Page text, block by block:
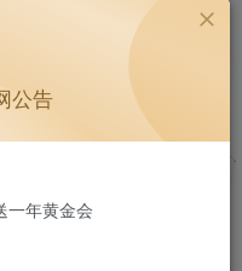
GO
雨寻秦）一键端支
公告
一年黄金会